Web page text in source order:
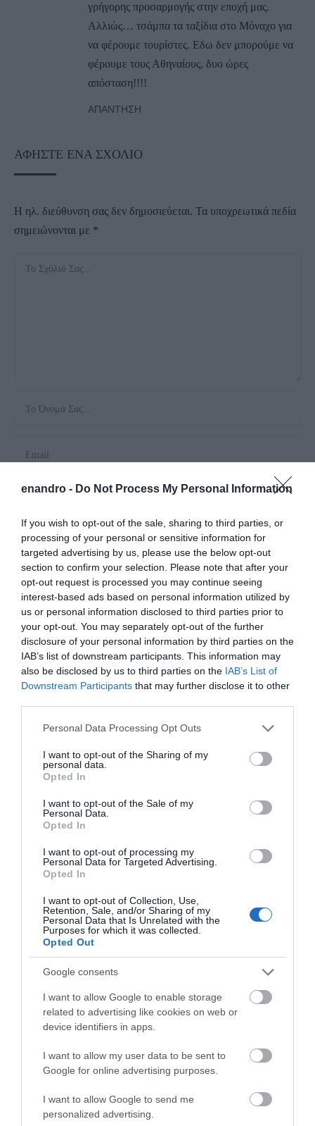
enandro - Do Not Process My Personal Information
If you wish to opt-out of the sale, sharing to third parties, or
processing of your personal or sensitive information for
targeted advertising by us, please use the below opt-out
section to confirm your selection. Please note that after your
opt-out request is processed you may continue seeing
interest-based ads based on personal information utilized by
us or personal information disclosed to third parties prior to
your opt-out. You may separately opt-out of the further
disclosure of your personal information by third parties on the
IAB’s list of downstream participants. This information may
also be disclosed by us to third parties on the IAB’s List of
Downstream Participants that may further disclose it to other
Please note that this website/app uses one or more Google
not limited to your visit or usage behaviour. You may click to
grant or deny consent to Google and its third-party tags to
use your data for below specified purposes in below Google
consent section.
Personal Data Processing Opt Outs
I want to opt-out of the Sharing of my
personal data.
Opted In
I want to opt-out of the Sale of my
Personal Data.
Opted In
I want to opt-out of processing my
Personal Data for Targeted Advertising.
Opted In
I want to opt-out of Collection, Use,
Retention, Sale, and/or Sharing of my
Personal Data that Is Unrelated with the
Purposes for which it was collected.
Opted Out
Google consents
I want to allow Google to enable storage
related to advertising like cookies on web or
device identifiers in apps.
I want to allow my user data to be sent to
Google for online advertising purposes.
I want to allow Google to send me
personalized advertising.
γρήγορης προσαρμογής στην εποχή μας.
Αλλιώς… τσάμπα τα ταξίδια στο Μόναχο για
να φέρουμε τουρίστες. Εδω δεν μπορούμε να
φέρουμε τους Αθηναίους, δυο ώρες
απόσταση!!!!
ΑΠΆΝΤΗΣΗ
ΑΦΉΣΤΕ ΈΝΑ ΣΧΌΛΙΟ
Η ηλ. διεύθυνση σας δεν δημοσιεύεται. Τα υποχρεωτικά πεδία
σημειώνονται με *
Αποθήκευσε το όνομά μου, email, και τον ιστότοπο μου σε